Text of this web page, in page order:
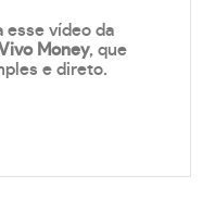
esse vídeo da
Money, que
e direto.